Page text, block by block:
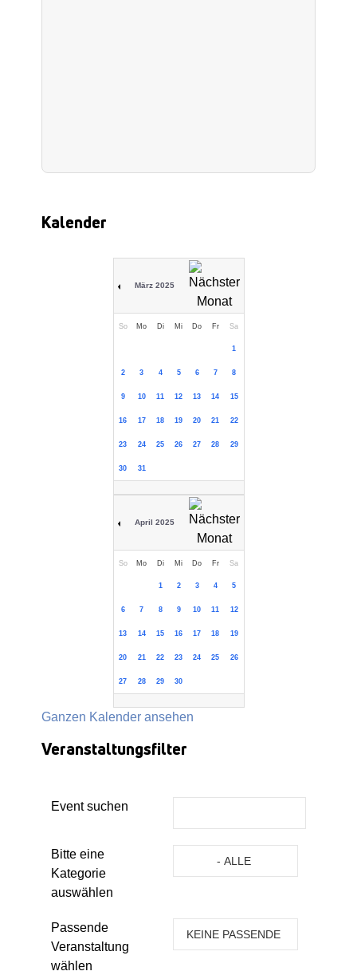
Kalender
März 2025
So Mo Di Mi Do Fr Sa
1
2 3 4 5 6 7 8
9 10 11 12 13 14 15
16 17 18 19 20 21 22
23 24 25 26 27 28 29
30 31
April 2025
So Mo Di Mi Do Fr Sa
1 2 3 4 5
6 7 8 9 10 11 12
13 14 15 16 17 18 19
20 21 22 23 24 25 26
27 28 29 30
Ganzen Kalender ansehen
Veranstaltungsfilter
Event suchen
Bitte eine
Kategorie
auswählen
- ALLE
Passende
Veranstaltung
wählen
KEINE PASSENDE